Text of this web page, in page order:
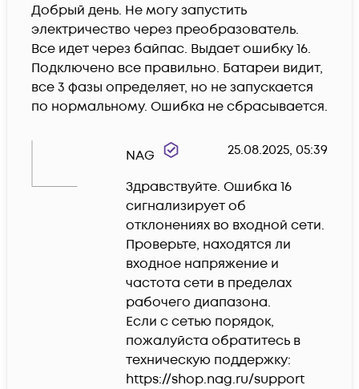
Добрый день. Не могу запустить
электричество через преобразователь.
Все идет через байпас. Выдает ошибку 16.
Подключено все правильно. Батареи видит,
все 3 фазы определяет, но не запускается
по нормальному. Ошибка не сбрасывается.
NAG 25.08.2025, 05:39
Здравствуйте. Ошибка 16
сигнализирует об
отклонениях во входной сети.
Проверьте, находятся ли
входное напряжение и
частота сети в пределах
рабочего диапазона.
Если с сетью порядок,
пожалуйста обратитесь в
техническую поддержку:
https://shop.nag.ru/support